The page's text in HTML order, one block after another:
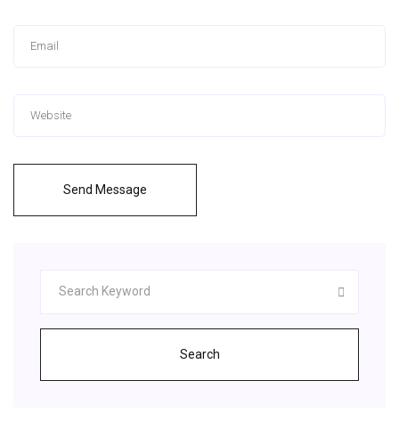
Send Message
Search